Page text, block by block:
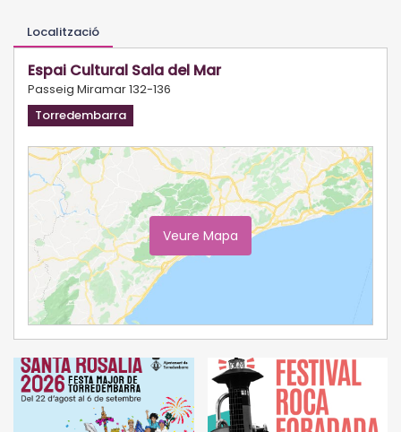
Localització
Espai Cultural Sala del Mar
Passeig Miramar 132-136
Torredembarra
Veure Mapa